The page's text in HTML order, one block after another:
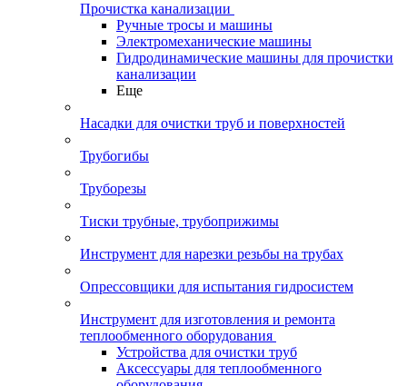
Прочистка канализации
Ручные тросы и машины
Электромеханические машины
Гидродинамические машины для прочистки
канализации
Еще
Насадки для очистки труб и поверхностей
Трубогибы
Труборезы
Тиски трубные, трубоприжимы
Инструмент для нарезки резьбы на трубах
Опрессовщики для испытания гидросистем
Инструмент для изготовления и ремонта
теплообменного оборудования
Устройства для очистки труб
Аксессуары для теплообменного